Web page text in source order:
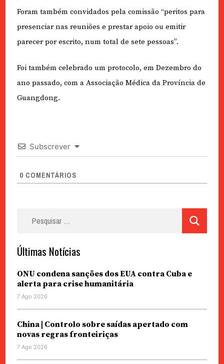
Foram também convidados pela comissão “peritos para
presenciar nas reuniões e prestar apoio ou emitir
parecer por escrito, num total de sete pessoas”.
Foi também celebrado um protocolo, em Dezembro do
ano passado, com a Associação Médica da Província de
Guangdong.
Subscrever
0 COMENTÁRIOS
Últimas Notícias
ONU condena sanções dos EUA contra Cuba e
alerta para crise humanitária
7 Ago 2026
China | Controlo sobre saídas apertado com
novas regras fronteiriças
7 Ago 2026